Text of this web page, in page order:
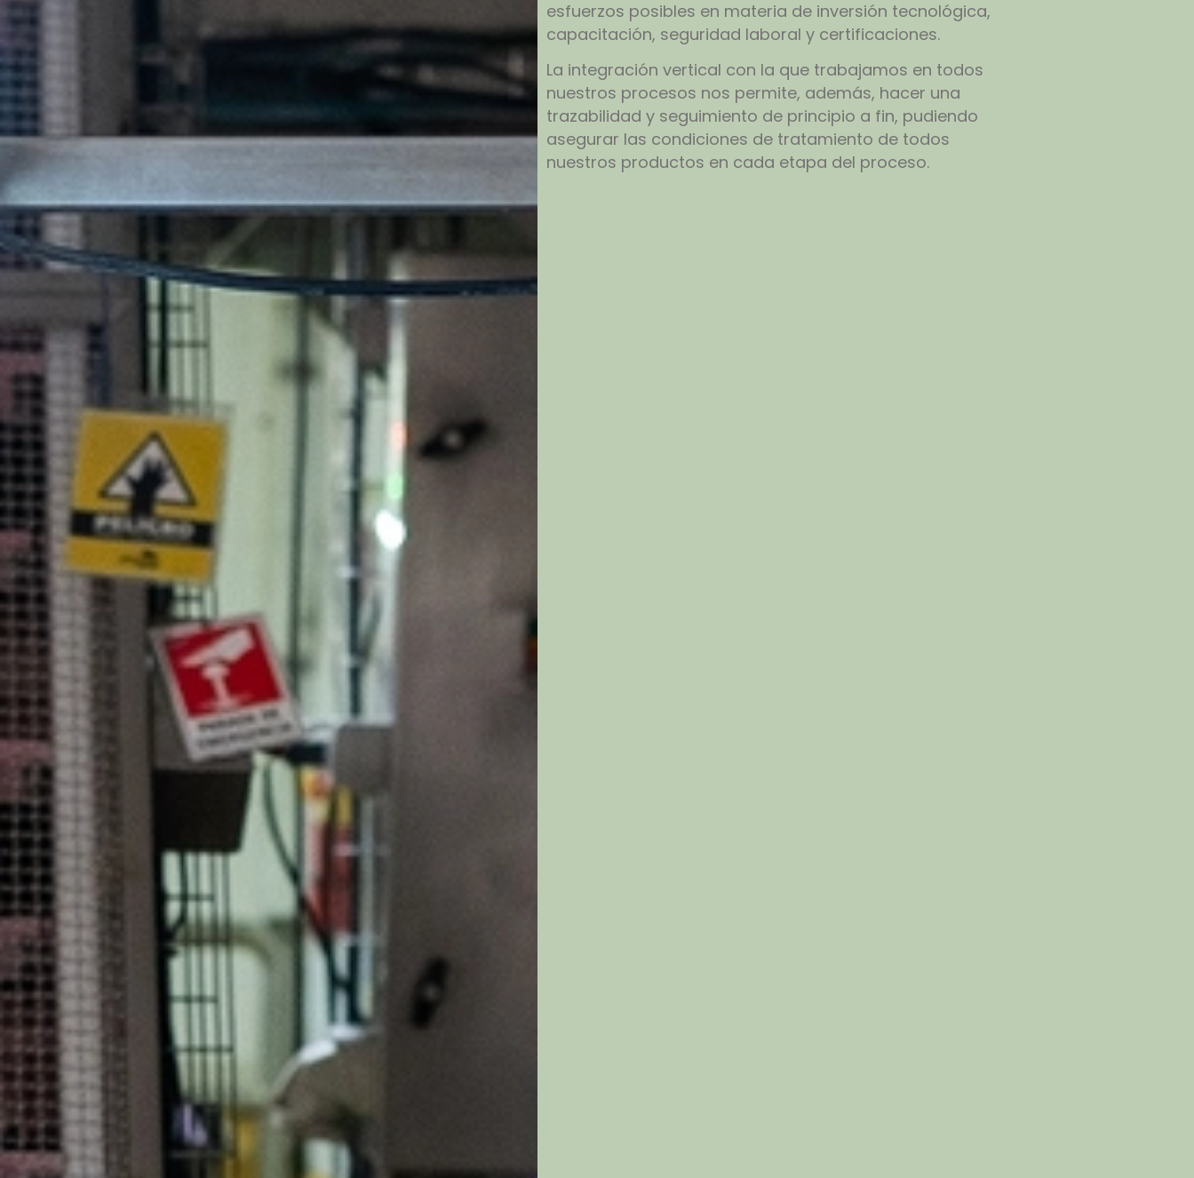
esfuerzos posibles en materia de inversión tecnológica,
capacitación, seguridad laboral y certificaciones.
La integración vertical con la que trabajamos en todos
nuestros procesos nos permite, además, hacer una
trazabilidad y seguimiento de principio a fin, pudiendo
asegurar las condiciones de tratamiento de todos
nuestros productos en cada etapa del proceso.